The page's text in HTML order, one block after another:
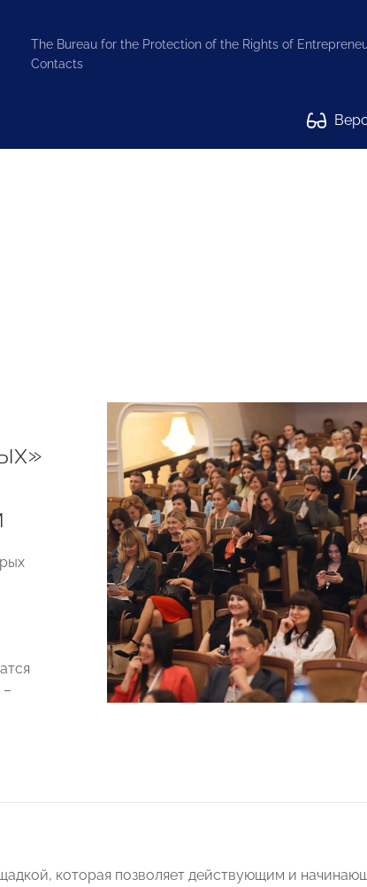
The Bureau for the Protection of the Rights of
Contacts
которая позволяет действующим и